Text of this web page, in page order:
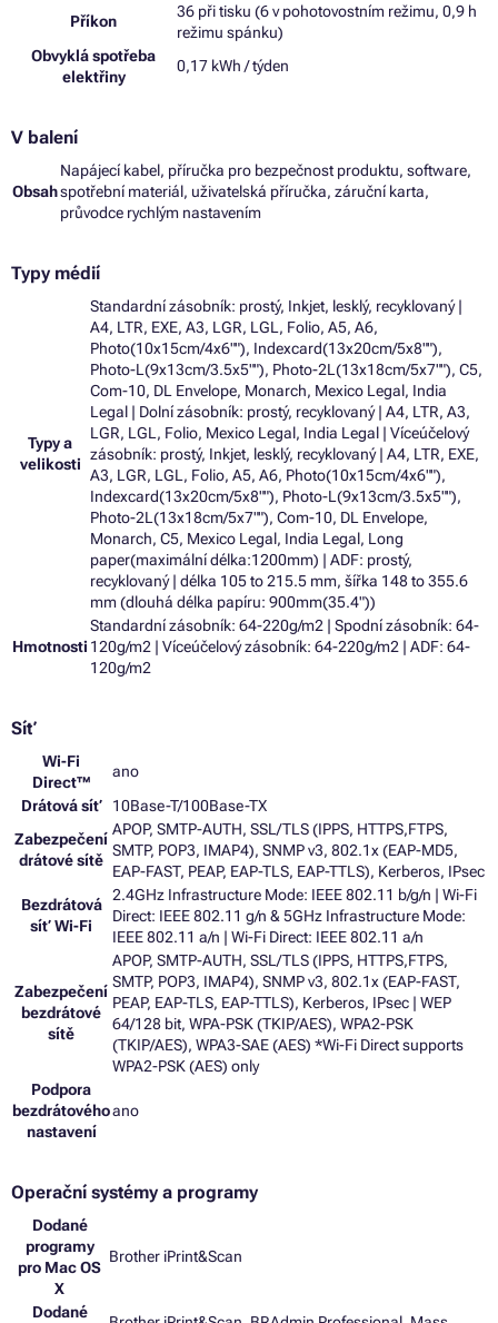
Příkon
36 při tisku (6 v pohotovostním režimu, 0,9 h
režimu spánku)
Obvyklá spotřeba
elektřiny
0,17 kWh / týden
V balení
Obsah
Napájecí kabel, příručka pro bezpečnost produktu, software,
spotřební materiál, uživatelská příručka, záruční karta,
průvodce rychlým nastavením
Typy médií
Typy a
velikosti
Standardní zásobník: prostý, Inkjet, lesklý, recyklovaný |
A4, LTR, EXE, A3, LGR, LGL, Folio, A5, A6,
Photo(10x15cm/4x6""), Indexcard(13x20cm/5x8""),
Photo-L(9x13cm/3.5x5""), Photo-2L(13x18cm/5x7""), C5,
Com-10, DL Envelope, Monarch, Mexico Legal, India
Legal | Dolní zásobník: prostý, recyklovaný | A4, LTR, A3,
LGR, LGL, Folio, Mexico Legal, India Legal | Víceúčelový
zásobník: prostý, Inkjet, lesklý, recyklovaný | A4, LTR, EXE,
A3, LGR, LGL, Folio, A5, A6, Photo(10x15cm/4x6""),
Indexcard(13x20cm/5x8""), Photo-L(9x13cm/3.5x5""),
Photo-2L(13x18cm/5x7""), Com-10, DL Envelope,
Monarch, C5, Mexico Legal, India Legal, Long
paper(maximální délka:1200mm) | ADF: prostý,
recyklovaný | délka 105 to 215.5 mm, šířka 148 to 355.6
mm (dlouhá délka papíru: 900mm(35.4"))
Hmotnosti
Standardní zásobník: 64-220g/m2 | Spodní zásobník: 64-
120g/m2 | Víceúčelový zásobník: 64-220g/m2 | ADF: 64-
120g/m2
Síť
Wi-Fi
Direct™
ano
Drátová síť
10Base-T/100Base-TX
Zabezpečení
drátové sítě
APOP, SMTP-AUTH, SSL/TLS (IPPS, HTTPS,FTPS,
SMTP, POP3, IMAP4), SNMP v3, 802.1x (EAP-MD5,
EAP-FAST, PEAP, EAP-TLS, EAP-TTLS), Kerberos, IPsec
Bezdrátová
síť Wi-Fi
2.4GHz Infrastructure Mode: IEEE 802.11 b/g/n | Wi-Fi
Direct: IEEE 802.11 g/n & 5GHz Infrastructure Mode:
IEEE 802.11 a/n | Wi-Fi Direct: IEEE 802.11 a/n
Zabezpečení
bezdrátové
sítě
APOP, SMTP-AUTH, SSL/TLS (IPPS, HTTPS,FTPS,
SMTP, POP3, IMAP4), SNMP v3, 802.1x (EAP-FAST,
PEAP, EAP-TLS, EAP-TTLS), Kerberos, IPsec | WEP
64/128 bit, WPA-PSK (TKIP/AES), WPA2-PSK
(TKIP/AES), WPA3-SAE (AES) *Wi-Fi Direct supports
WPA2-PSK (AES) only
Podpora
bezdrátového
nastavení
ano
Operační systémy a programy
Dodané
programy
pro Mac OS
X
Brother iPrint&Scan
Dodané